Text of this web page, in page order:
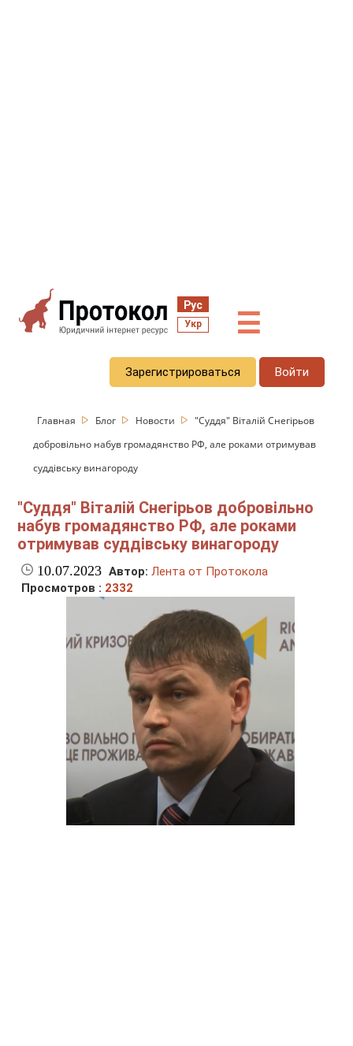
Рус
Укр ☰
Зарегистрироваться Войти
Главная Блог Новости
"Суддя" Віталій Снегірьов
добровільно набув громадянство РФ, але роками отримував
суддівську винагороду
"Суддя" Віталій Снегірьов добровільно
набув громадянство РФ, але роками
отримував суддівську винагороду
10.07.2023 Автор: Лента от Протокола
Просмотров : 2332